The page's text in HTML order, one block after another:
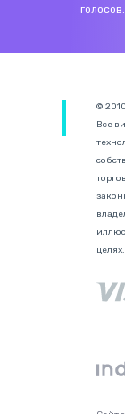
голосов.
©
Все
целях.